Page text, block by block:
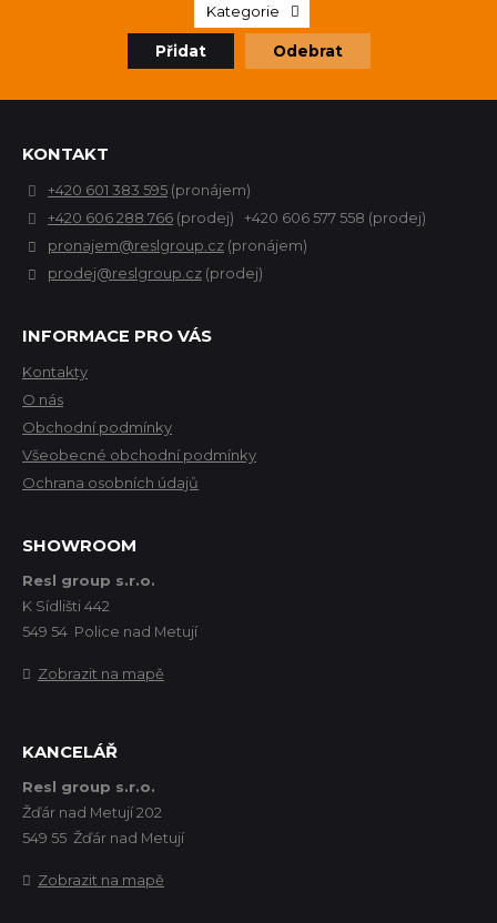
Kategorie
Přidat Odebrat
KONTAKT
+420 601 383 595 (pronájem)
+420 606 288 766 (prodej) +420 606 577 558 (prodej)
pronajem@reslgroup.cz (pronájem)
prodej@reslgroup.cz (prodej)
INFORMACE PRO VÁS
Kontakty
O nás
Obchodní podmínky
Všeobecné obchodní podmínky
Ochrana osobních údajů
SHOWROOM
Resl group s.r.o.
K Sídlišti 442
549 54 Police nad Metují
Zobrazit na mapě
KANCELÁŘ
Resl group s.r.o.
Žďár nad Metují 202
549 55 Žďár nad Metují
Zobrazit na mapě